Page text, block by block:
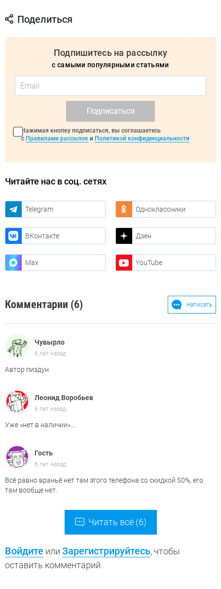
Поделиться
Подпишитесь на рассылку
с самыми популярными статьями
Подписаться
Нажимая кнопку подписаться, вы соглашаетесь
с Правилами рассылок и Политикой конфиденциальности
Читайте нас в соц. сетях
Telegram Одноклассники
ВКонтакте Дзен
Max YouTube
Комментарии (6) Написать
Чувырло
6 лет назад
Автор пиздун
Леонид Воробьев
6 лет назад
Уже «нет в наличии»....
Гость
6 лет назад
Всё равно враньё нет там этого телефона со скидкой 50%, его
там вообще нет.
Читать всё (6)
Войдите или Зарегистрируйтесь, чтобы
оставить комментарий